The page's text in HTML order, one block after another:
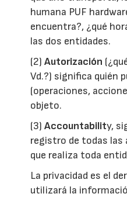
humana PUF
encuentra?, ¿qué
las dos entidades.
(2) Autorización
Vd.?) significa quién
(operaciones,
objeto.
(3)Accountability,
registro de todas las
que realiza toda
La privacidad es el
utilizará la